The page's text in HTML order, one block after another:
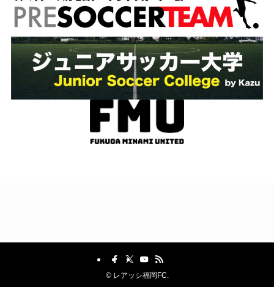
©レアッシ福岡FC.